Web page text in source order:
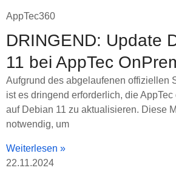
AppTec360
DRINGEND: Update
11 bei AppTec
Aufgrund des abgelaufenen offiziellen
ist es dringend erforderlich, die
auf Debian 11 zu aktualisieren. Diese
notwendig, um
Weiterlesen »
22.11.2024